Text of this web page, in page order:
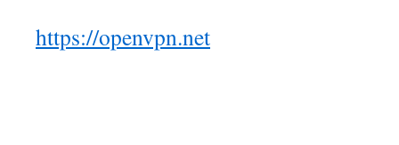
https://openvpn.net